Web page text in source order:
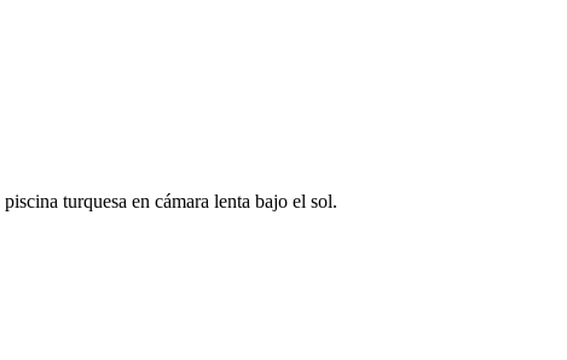
turquesa en cámara lenta bajo el sol.